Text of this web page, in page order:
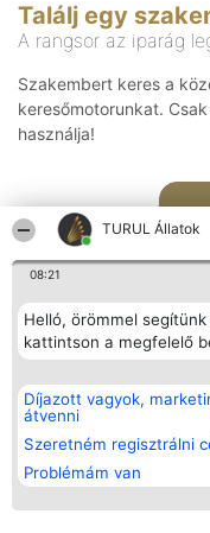
TURUL Állatok
08:21
Helló, örömmel segítünk
kattintson a megfelelő
Díjazott vagyok,
átvenni
Szeretném regisztrálni
Problémám van
Találj egy
A rangsor az iparág
Szakembert keres a
keresőmotorunkat.
használja!
Rangsorszervező
SC Beautiful Company S.R.L.
Bulevardul Aleea Timișul De
Sus Nr. 2, Bl. A30, Sc. A, Et.
4, Ap. 13
Bukarest 53-238
Adószám 36737675